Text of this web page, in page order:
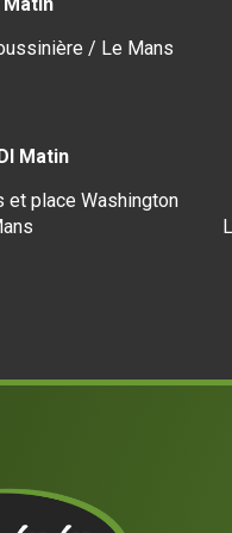
/ Le Mans
Matin
et place Washington